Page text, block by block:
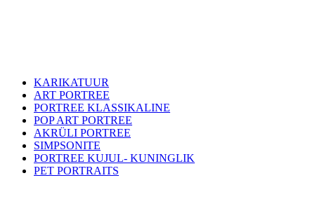
KARIKATUUR
ART PORTREE
PORTREE KLASSIKALINE
POP ART PORTREE
AKRÜLI PORTREE
SIMPSONITE
PORTREE KUJUL- KUNINGLIK
PET PORTRAITS